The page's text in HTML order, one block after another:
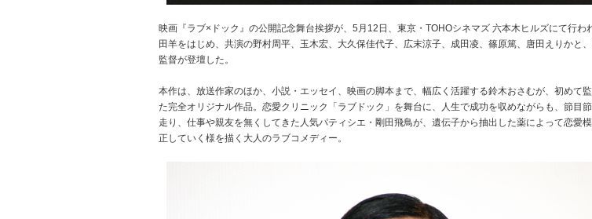
映画『ラブ×ドック』の公開記念舞台挨拶が、5月12日、東京・TOHOシネマズ 六本木ヒルズにて行わ
田羊をはじめ、共演の野村周平、玉木宏、大久保佳代子、広末涼子、成田凌、篠原篤、唐田えりかと
監督が登壇した。
本作は、放送作家のほか、小説・エッセイ、映画の脚本まで、幅広く活躍する鈴木おさむが、初めて
た完全オリジナル作品。恋愛クリニック「ラブドック」を舞台に、人生で成功を収めながらも、節目
走り、仕事や親友を無くしてきた人気パティシエ・剛田飛鳥が、遺伝子から抽出した薬によって恋愛
正していく様を描く大人のラブコメディー。